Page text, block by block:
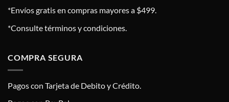
*Envíos gratis en compras mayores a $499.
*Consulte términos y condiciones.
COMPRA SEGURA
Pagos con Tarjeta de Debito y Crédito.